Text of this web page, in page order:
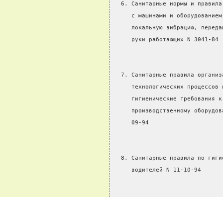
6. Санитарные нормы и
с машинами и
локальную вибрацию,
     руки работающих N 3041-84
7. Санитарные правила
технологических процессов
гигиенические требования
производственному
     09-94
8. Санитарные правила по
водителей N 11-10-94